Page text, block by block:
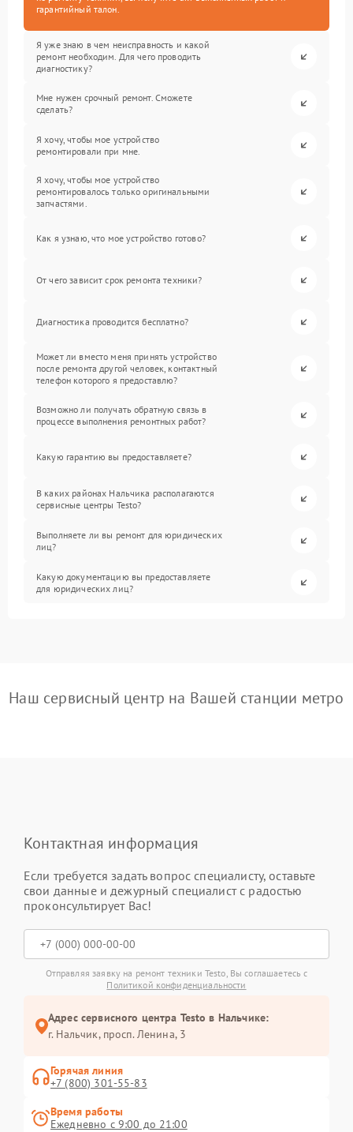
гарантийный талон.
Я уже знаю в чем неисправность и какой
ремонт необходим. Для чего проводить
диагностику?
Мне нужен срочный ремонт. Сможете
сделать?
Я хочу, чтобы мое устройство
ремонтировали при мне.
Я хочу, чтобы мое устройство
ремонтировалось только оригинальными
запчастями.
Как я узнаю, что мое устройство готово?
От чего зависит срок ремонта техники?
Диагностика проводится бесплатно?
Может ли вместо меня принять устройство
после ремонта другой человек, контактный
телефон которого я предоставлю?
Возможно ли получать обратную связь в
процессе выполнения ремонтных работ?
Какую гарантию вы предоставляете?
В каких районах Нальчика располагаются
сервисные центры Testo?
Выполняете ли вы ремонт для юридических
лиц?
Какую документацию вы предоставляете
для юридических лиц?
Наш сервисный центр на Вашей станции метро
Контактная информация
Если требуется задать вопрос специалисту, оставьте
свои данные и дежурный специалист с радостью
проконсультирует Вас!
Отправляя заявку на ремонт техники Testo, Вы соглашаетесь с
Политикой конфиденциальности
Адрес сервисного центра Testo в Нальчике:
г. Нальчик, просп. Ленина, 3
Горячая линия
+7 (800) 301-55-83
Время работы
Ежедневно с 9:00 до 21:00